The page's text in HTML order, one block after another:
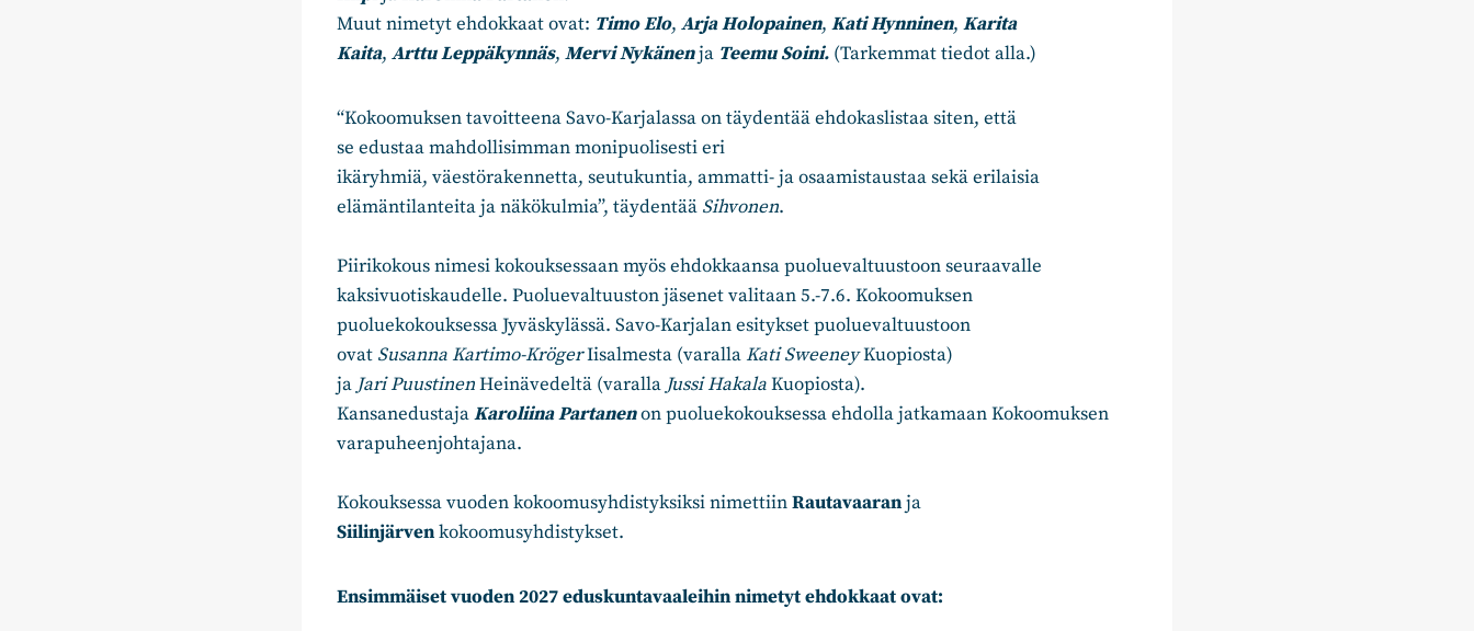
Muut nimetyt ehdokkaat ovat: Timo Elo, Arja Holopainen, Kati Hynninen, Karita
Kaita, Arttu Leppäkynnäs, Mervi Nykänenja Teemu Soini. (Tarkemmat tiedot alla.)
“Kokoomuksen tavoitteena Savo-Karjalassa on täydentää ehdokaslistaa siten, että
se edustaa mahdollisimman monipuolisesti eri
ikäryhmiä, väestörakennetta, seutukuntia, ammatti- ja osaamistaustaa sekä erilaisia
elämäntilanteita ja näkökulmia”, täydentää Sihvonen.
Piirikokous nimesi kokouksessaan myös ehdokkaansa puoluevaltuustoon seuraavalle
kaksivuotiskaudelle. Puoluevaltuuston jäsenet valitaan 5.-7.6. Kokoomuksen
puoluekokouksessa Jyväskylässä. Savo-Karjalan esitykset puoluevaltuustoon
ovat Susanna Kartimo-KrögerIisalmesta (varallaKati SweeneyKuopiosta)
ja Jari PuustinenHeinävedeltä (varalla Jussi HakalaKuopiosta).
KansanedustajaKaroliina Partanenon puoluekokouksessa ehdolla jatkamaan Kokoomuksen
varapuheenjohtajana.
Kokouksessa vuoden kokoomusyhdistyksiksi nimettiinRautavaaranja
Siilinjärvenkokoomusyhdistykset.
Ensimmäiset vuoden 2027 eduskuntavaaleihin nimetyt ehdokkaat ovat: